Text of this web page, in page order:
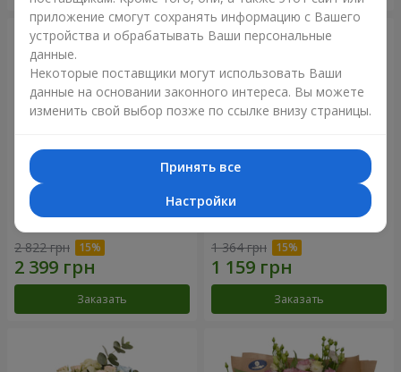
Букет "Дежавю"
2 822 грн
Заказать
Цветы в коробке "Мое
1 364 грн
Заказать
приложение смогут сохранять информацию с Вашего
устройства и обрабатывать Ваши персональные
данные.
Некоторые поставщики могут использовать Ваши
данные на основании законного интереса. Вы можете
изменить свой выбор позже по ссылке внизу страницы.
Принять все
Настройки